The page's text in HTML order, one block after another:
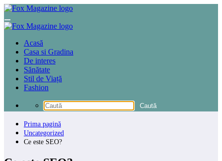
Sari
conținut
Acasă
Casa si Gradina
De interes
Sănătate
Stil de Viață
Fashion
Prima pagină
Uncategorized
Ce este SEO?